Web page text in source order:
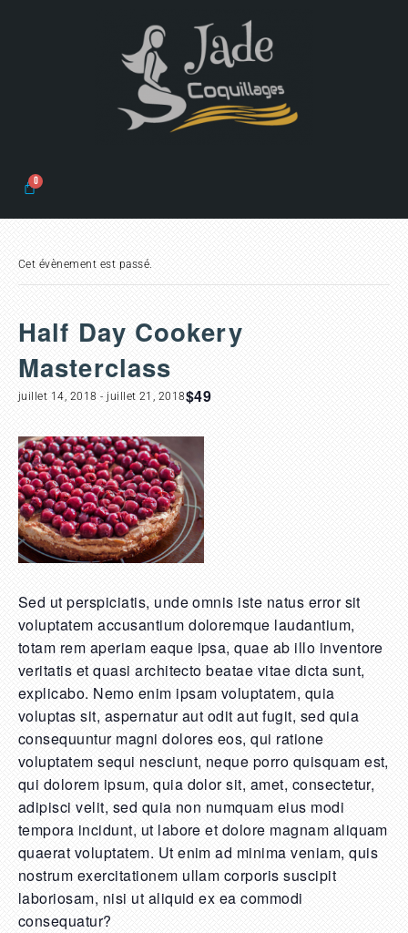
Cet évènement est passé.
Half Day Cookery
Masterclass
juillet 14, 2018 - juillet 21, 2018$49
Sed ut perspiciatis, unde omnis iste natus error sit
voluptatem accusantium doloremque laudantium,
totam rem aperiam eaque ipsa, quae ab illo inventore
veritatis et quasi architecto beatae vitae dicta sunt,
explicabo. Nemo enim ipsam voluptatem, quia
voluptas sit, aspernatur aut odit aut fugit, sed quia
consequuntur magni dolores eos, qui ratione
voluptatem sequi nesciunt, neque porro quisquam est,
qui dolorem ipsum, quia dolor sit, amet, consectetur,
adipisci velit, sed quia non numquam eius modi
tempora incidunt, ut labore et dolore magnam aliquam
quaerat voluptatem. Ut enim ad minima veniam, quis
nostrum exercitationem ullam corporis suscipit
laboriosam, nisi ut aliquid ex ea commodi
consequatur?